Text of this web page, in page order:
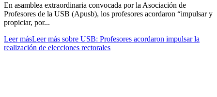
En asamblea extraordinaria convocada por la Asociación de
Profesores de la USB (Apusb), los profesores acordaron “impulsar y
propiciar, por...
Leer másLeer más sobre USB: Profesores acordaron impulsar la
realización de elecciones rectorales